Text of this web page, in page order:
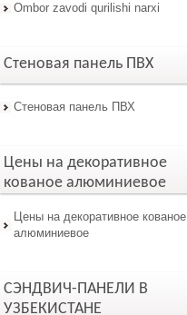
Ombor zavodi qurilishi narxi
Стеновая панель ПВХ
Стеновая панель ПВХ
Цены на декоративное
кованое алюминиевое
Цены на декоративное кованое
алюминиевое
СЭНДВИЧ-ПАНЕЛИ В
УЗБЕКИСТАНЕ